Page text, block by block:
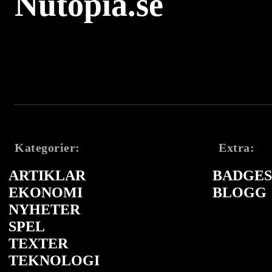
Kategorier:
ARTIKLAR
EKONOMI
NYHETER
SPEL
TEXTER
TEKNOLOGI
Extra:
BLOGG